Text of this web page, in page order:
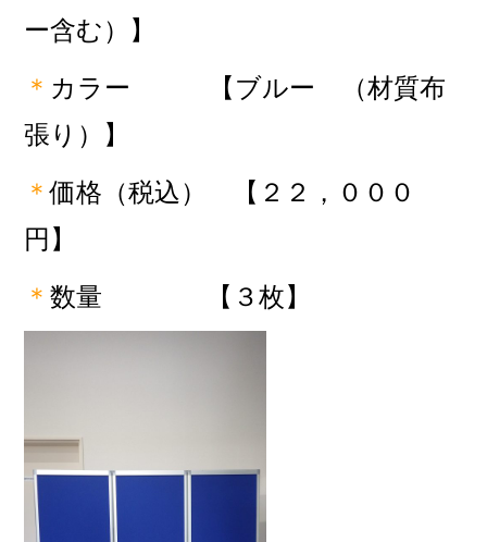
ー含む）】
＊ カラー 【ブルー （材質布
張り）】
＊価格（税込） 【２２，０００
円】
＊数量 【３枚】